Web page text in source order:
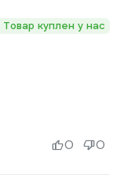
Товар куплен у нас
0 0